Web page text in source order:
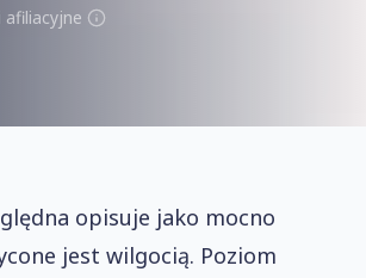
afiliacyjne
opisuje jako mocno
jest wilgocią. Poziom